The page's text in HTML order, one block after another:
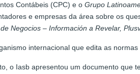
Contábeis (CPC) e o Grupo
e empresas da área sobre os
Negocios – Información a Revelar,
internacional que edita as
o Iasb apresentou um documento que